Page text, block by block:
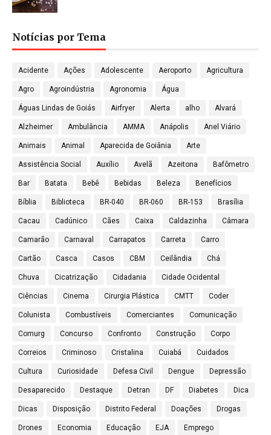
Notícias por Tema
Acidente Ações Adolescente Aeroporto Agricultura
Agro Agroindústria Agronomia Água
Águas Lindas de Goiás Airfryer Alerta alho Alvará
Alzheimer Ambulância AMMA Anápolis Anel Viário
Animais Animal Aparecida de Goiânia Arte
Assistência Social Auxílio Avelã Azeitona Bafômetro
Bar Batata Bebê Bebidas Beleza Benefícios
Bíblia Biblioteca BR-040 BR-060 BR-153 Brasília
Cacau Cadúnico Cães Caixa Caldazinha Câmara
Camarão Carnaval Carrapatos Carreta Carro
Cartão Casca Casos CBM Ceilândia Chá
Chuva Cicatrização Cidadania Cidade Ocidental
Ciências Cinema Cirurgia Plástica CMTT Coder
Colunista Combustíveis Comerciantes Comunicação
Comurg Concurso Confronto Construção Corpo
Correios Criminoso Cristalina Cuiabá Cuidados
Cultura Curiosidade Defesa Civil Dengue Depressão
Desaparecido Destaque Detran DF Diabetes Dica
Dicas Disposição Distrito Federal Doações Drogas
Drones Economia Educação EJA Emprego